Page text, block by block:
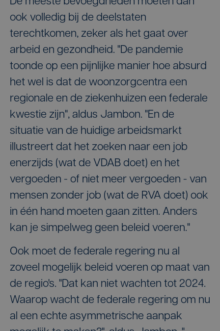
ook volledig bij de deelstaten
terechtkomen, zeker als het gaat over
arbeid en gezondheid. "De pandemie
toonde op een pijnlijke manier hoe absurd
het wel is dat de woonzorgcentra een
regionale en de ziekenhuizen een federale
kwestie zijn", aldus Jambon. "En de
situatie van de huidige arbeidsmarkt
illustreert dat het zoeken naar een job
enerzijds (wat de VDAB doet) en het
vergoeden - of niet meer vergoeden - van
mensen zonder job (wat de RVA doet) ook
in één hand moeten gaan zitten. Anders
kan je simpelweg geen beleid voeren."
Ook moet de federale regering nu al
zoveel mogelijk beleid voeren op maat van
de regio's. "Dat kan niet wachten tot 2024.
Waarop wacht de federale regering om nu
al een echte asymmetrische aanpak